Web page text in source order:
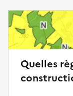
Quelles